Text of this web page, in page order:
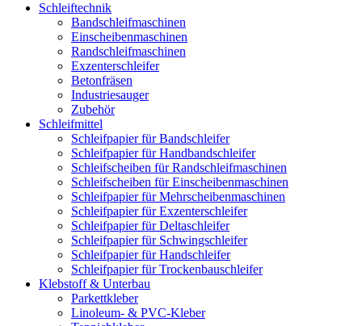
Schleiftechnik
Bandschleifmaschinen
Einscheibenmaschinen
Randschleifmaschinen
Exzenterschleifer
Betonfräsen
Industriesauger
Zubehör
Schleifmittel
Schleifpapier für Bandschleifer
Schleifpapier für Handbandschleifer
Schleifscheiben für Randschleifmaschinen
Schleifscheiben für Einscheibenmaschinen
Schleifpapier für Mehrscheibenmaschinen
Schleifpapier für Exzenterschleifer
Schleifpapier für Deltaschleifer
Schleifpapier für Schwingschleifer
Schleifpapier für Handschleifer
Schleifpapier für Trockenbauschleifer
Klebstoff & Unterbau
Parkettkleber
Linoleum- & PVC-Kleber